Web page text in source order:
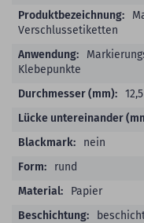
Verschlussetiketten
Klebepunkte
12,5
nein
rund
Papier